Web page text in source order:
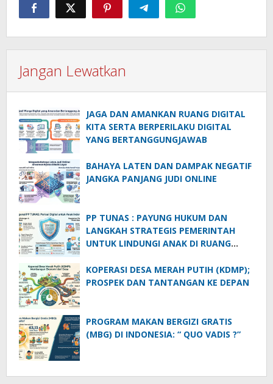
Jangan Lewatkan
JAGA DAN AMANKAN RUANG DIGITAL
KITA SERTA BERPERILAKU DIGITAL
YANG BERTANGGUNGJAWAB
BAHAYA LATEN DAN DAMPAK NEGATIF
JANGKA PANJANG JUDI ONLINE
PP TUNAS : PAYUNG HUKUM DAN
LANGKAH STRATEGIS PEMERINTAH
UNTUK LINDUNGI ANAK DI RUANG
KOPERASI DESA MERAH PUTIH (KDMP);
PROSPEK DAN TANTANGAN KE DEPAN
PROGRAM MAKAN BERGIZI GRATIS
(MBG) DI INDONESIA: “ QUO VADIS ?”